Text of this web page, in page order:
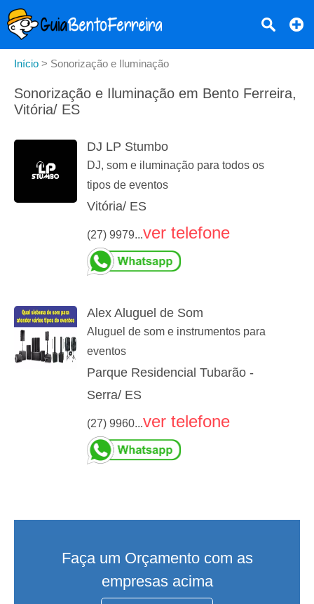
Início > Sonorização e Iluminação
Sonorização e Iluminação em Bento Ferreira,
Vitória/ ES
DJ LP Stumbo
DJ, som e iluminação para todos os
tipos de eventos
Vitória/ ES
(27) 9979...ver telefone
Alex Aluguel de Som
Aluguel de som e instrumentos para
eventos
Parque Residencial Tubarão -
Serra/ ES
(27) 9960...ver telefone
Faça um Orçamento com as
empresas acima